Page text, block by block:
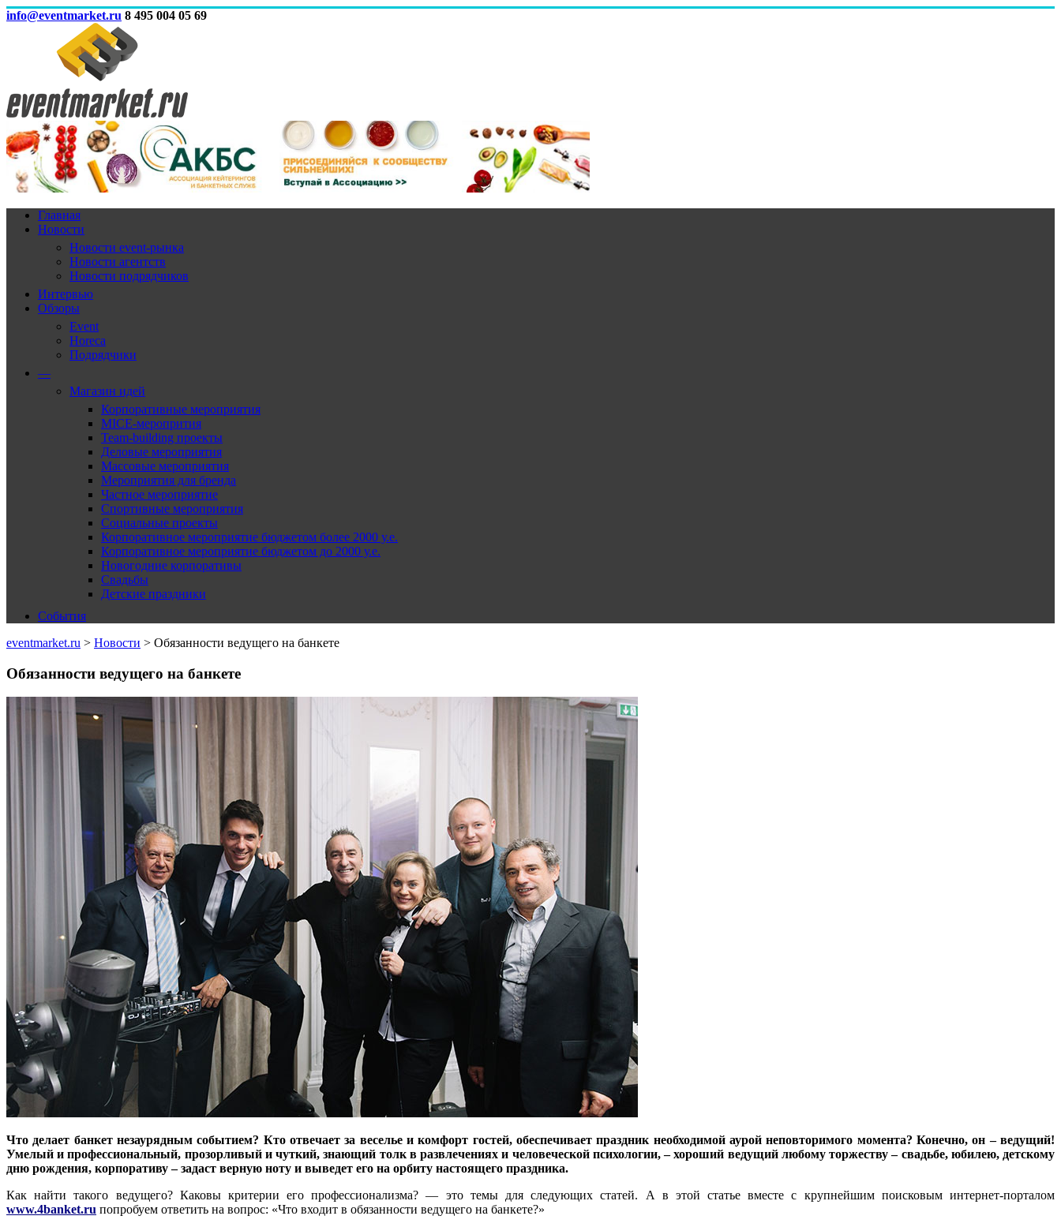
info@eventmarket.ru 8 495 004 05 69
Главная
Новости
Новости event-рынка
Новости агентств
Новости подрядчиков
Интервью
Обзоры
Event
Horeca
Подрядчики
—
Магазин идей
Корпоративные мероприятия
MICE-меропрития
Team-building проекты
Деловые мероприятия
Массовые мероприятия
Мероприятия для бренда
Частное мероприятие
Спортивные мероприятия
Социальные проекты
Корпоративное мероприятие бюджетом более 2000 у.е.
Корпоративное мероприятие бюджетом до 2000 у.е.
Новогодние корпоративы
Свадьбы
Детские праздники
События
eventmarket.ru > Новости > Обязанности ведущего на банкете
Обязанности ведущего на банкете
Что делает банкет незаурядным событием? Кто отвечает за веселье и комфорт гостей, обеспечивает праздник необходимой аурой неповторимого момента? Конечно, он – ведущий!
Умелый и профессиональный, прозорливый и чуткий, знающий толк в развлечениях и человеческой психологии, – хороший ведущий любому торжеству – свадьбе, юбилею, детскому
дню рождения, корпоративу – задаст верную ноту и выведет его на орбиту настоящего праздника.
Как найти такого ведущего? Каковы критерии его профессионализма? — это темы для следующих статей. А в этой статье вместе с крупнейшим поисковым интернет-порталом
www.4banket.ru попробуем ответить на вопрос: «Что входит в обязанности ведущего на банкете?»